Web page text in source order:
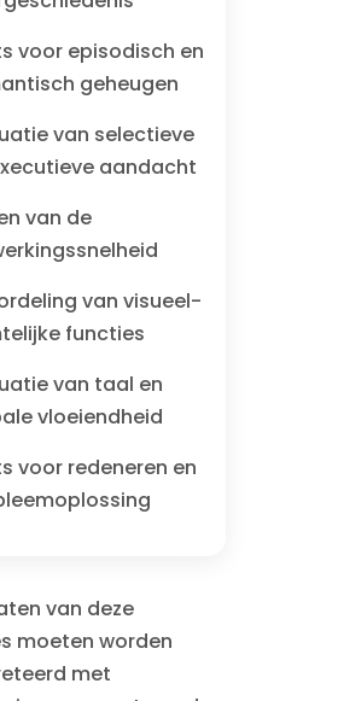
voor episodisch en
geheugen
van selectieve
aandacht
van de
van visueel-
functies
van taal en
vloeiendheid
voor redeneren en
van deze
moeten worden
met